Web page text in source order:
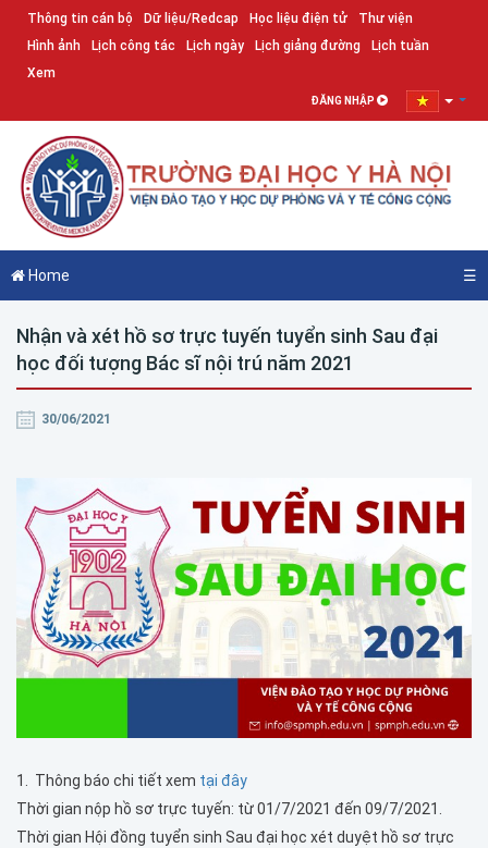
Thông tin cán bộ Dữ liệu/Redcap Học liệu điện tử
Thư viện
Hình ảnh
Lịch công tác Lịch ngày Lịch giảng đường
Lịch tuần
Xem
ĐĂNG NHẬP
Home ☰
Nhận và xét hồ sơ trực tuyến tuyển sinh Sau đại
học đối tượng Bác sĩ nội trú năm 2021
30/06/2021
1. Thông báo chi tiết xem tại đây
Thời gian nộp hồ sơ trực tuyến: từ 01/7/2021 đến 09/7/2021.
Thời gian Hội đồng tuyển sinh Sau đại học xét duyệt hồ sơ trực